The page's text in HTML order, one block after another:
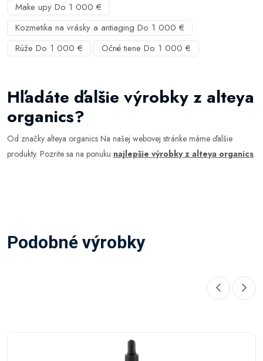
Make upy Do 1 000 €
Kozmetika na vrásky a antiaging Do 1 000 €
Rúže Do 1 000 €
Očné tiene Do 1 000 €
Hľadáte ďalšie výrobky z alteya
organics?
Od značky alteya organics Na našej webovej stránke máme ďalšie
produkty. Pozrite sa na ponuku najlepšie výrobky z alteya organics.
Podobné výrobky